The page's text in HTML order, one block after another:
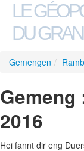
LE
DU
Gemengen /
2016
Hei fannt dir eng